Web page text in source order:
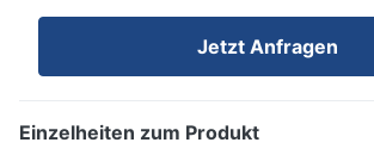
Jetzt Anfragen
Einzelheiten zum Produkt